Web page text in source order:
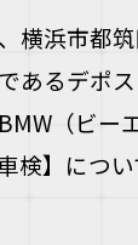
横浜市都
あるデポ
（ビー
検】につい